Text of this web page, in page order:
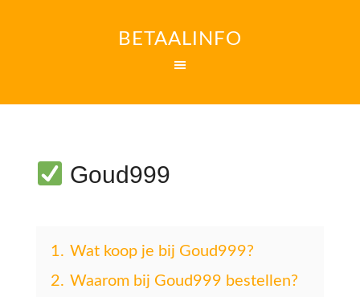
BETAALINFO
Goud999
1. Wat koop je bij Goud999?
2. Waarom bij Goud999 bestellen?